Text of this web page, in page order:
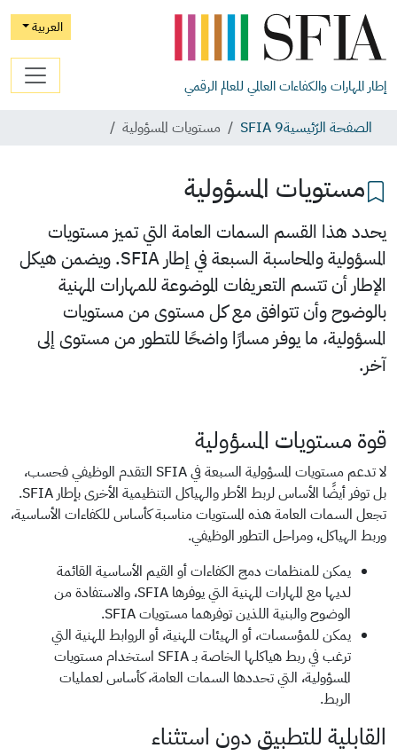
العربية
إطار المهارات والكفاءات العالمي للعالم الرقمي
الصفحة الرّئيسيةSFIA 9 مستويات المسؤولية
مستويات المسؤولية
يحدد هذا القسم السمات العامة التي تميز مستويات
المسؤولية والمحاسبة السبعة في إطار SFIA. ويضمن هيكل
الإطار أن تتسم التعريفات الموضوعة للمهارات المهنية
بالوضوح وأن تتوافق مع كل مستوى من مستويات
المسؤولية، ما يوفر مسارًا واضحًا للتطور من مستوى إلى
آخر.
قوة مستويات المسؤولية
لا تدعم مستويات المسؤولية السبعة في SFIA التقدم الوظيفي فحسب،
بل توفر أيضًا الأساس لربط الأطر والهياكل التنظيمية الأخرى بإطار SFIA.
تجعل السمات العامة هذه المستويات مناسبة كأساس للكفاءات الأساسية،
وربط الهياكل، ومراحل التطور الوظيفي.
يمكن للمنظمات دمج الكفاءات أو القيم الأساسية القائمة
لديها مع المهارات المهنية التي يوفرها SFIA، والاستفادة من
الوضوح والبنية اللذين توفرهما مستويات SFIA.
يمكن للمؤسسات، أو الهيئات المهنية، أو الروابط المهنية التي
ترغب في ربط هياكلها الخاصة بـ SFIA استخدام مستويات
المسؤولية، التي تحددها السمات العامة، كأساس لعمليات
الربط.
القابلية للتطبيق دون استثناء